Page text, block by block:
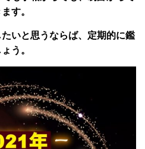
す。
いと思うならば、定期的に鑑
う。